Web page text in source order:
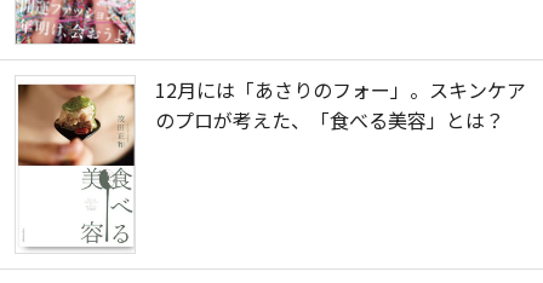
12月には「あさりのフォー」。スキンケア
のプロが考えた、「食べる美容」とは？